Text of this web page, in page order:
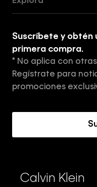
Tiendas
Aviso de privacidad
Términos y
Suscríbete y obtén
primera compra.
* No aplica con
Regístrate para
promociones
Calvin Klein